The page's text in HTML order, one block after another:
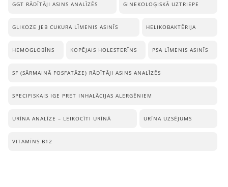
GGT RĀDĪTĀJI ASINS ANALĪZĒS GINEKOLOĢISKĀ UZTRIEPE
GLIKOZE JEB CUKURA LĪMENIS ASINĪS HELIKOBAKTĒRIJA
HEMOGLOBĪNS KOPĒJAIS HOLESTERĪNS PSA LĪMENIS ASINĪS
SF (SĀRMAINĀ FOSFATĀZE) RĀDĪTĀJI ASINS ANALĪZĒS
SPECIFISKAIS IGE PRET INHALĀCIJAS ALERGĒNIEM
URĪNA ANALĪZE – LEIKOCĪTI URĪNĀ URĪNA UZSĒJUMS
VITAMĪNS B12